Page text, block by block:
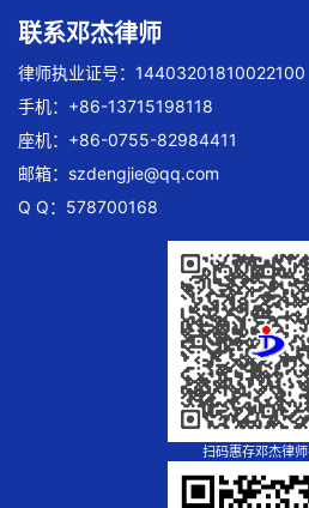
联系邓杰律师
律师执业证号：14403201810022100
手机：+86-13715198118
座机：+86-0755-82984411
邮箱： szdengjie@qq.com
Q Q：578700168
扫码惠存邓杰律